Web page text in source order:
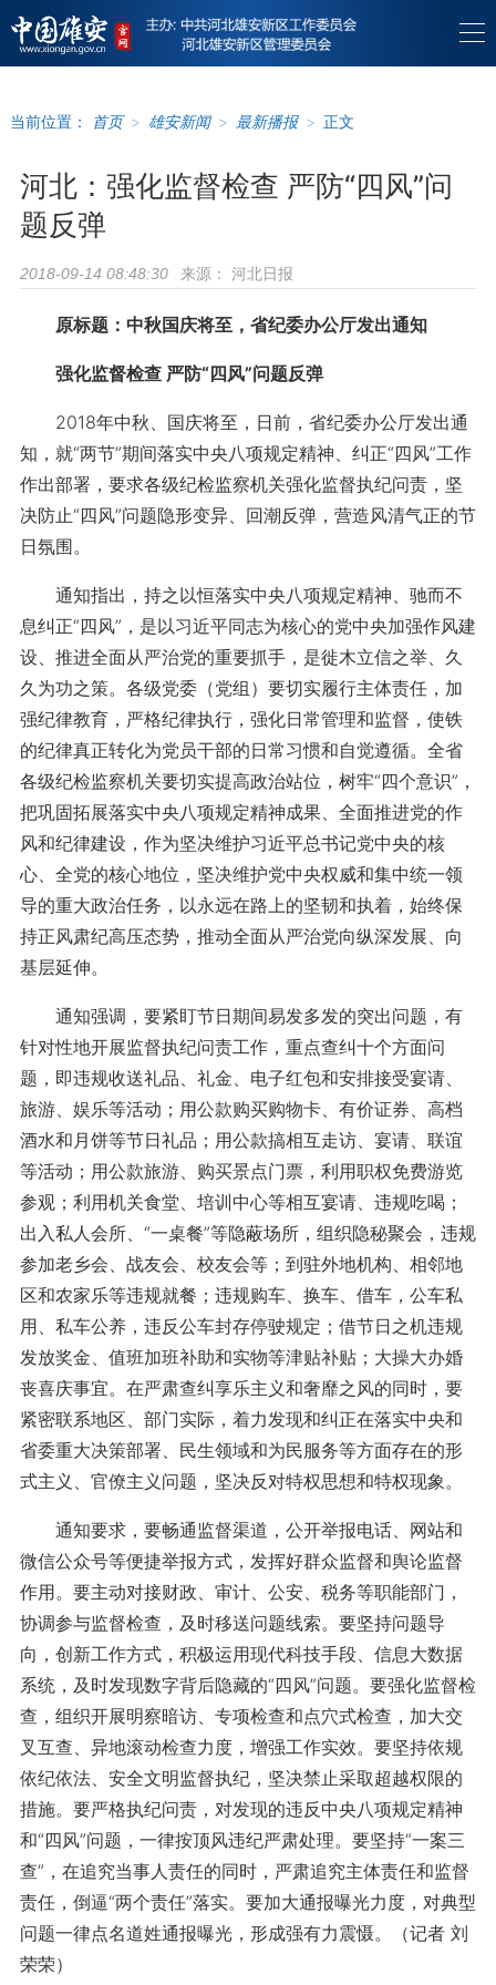
当前位置： 首页 > 雄安新闻 > 最新播报 > 正文
河北：强化监督检查 严防“四风”问
题反弹
2018-09-14 08:48:30 来源： 河北日报
原标题：中秋国庆将至，省纪委办公厅发出通知
强化监督检查 严防“四风”问题反弹
2018年中秋、国庆将至，日前，省纪委办公厅发出通
知，就“两节”期间落实中央八项规定精神、纠正“四风”工作
作出部署，要求各级纪检监察机关强化监督执纪问责，坚
决防止“四风”问题隐形变异、回潮反弹，营造风清气正的节
日氛围。
通知指出，持之以恒落实中央八项规定精神、驰而不
息纠正“四风”，是以习近平同志为核心的党中央加强作风建
设、推进全面从严治党的重要抓手，是徙木立信之举、久
久为功之策。各级党委（党组）要切实履行主体责任，加
强纪律教育，严格纪律执行，强化日常管理和监督，使铁
的纪律真正转化为党员干部的日常习惯和自觉遵循。全省
各级纪检监察机关要切实提高政治站位，树牢“四个意识”，
把巩固拓展落实中央八项规定精神成果、全面推进党的作
风和纪律建设，作为坚决维护习近平总书记党中央的核
心、全党的核心地位，坚决维护党中央权威和集中统一领
导的重大政治任务，以永远在路上的坚韧和执着，始终保
持正风肃纪高压态势，推动全面从严治党向纵深发展、向
基层延伸。
通知强调，要紧盯节日期间易发多发的突出问题，有
针对性地开展监督执纪问责工作，重点查纠十个方面问
题，即违规收送礼品、礼金、电子红包和安排接受宴请、
旅游、娱乐等活动；用公款购买购物卡、有价证券、高档
酒水和月饼等节日礼品；用公款搞相互走访、宴请、联谊
等活动；用公款旅游、购买景点门票，利用职权免费游览
参观；利用机关食堂、培训中心等相互宴请、违规吃喝；
出入私人会所、“一桌餐”等隐蔽场所，组织隐秘聚会，违规
参加老乡会、战友会、校友会等；到驻外地机构、相邻地
区和农家乐等违规就餐；违规购车、换车、借车，公车私
用、私车公养，违反公车封存停驶规定；借节日之机违规
发放奖金、值班加班补助和实物等津贴补贴；大操大办婚
丧喜庆事宜。在严肃查纠享乐主义和奢靡之风的同时，要
紧密联系地区、部门实际，着力发现和纠正在落实中央和
省委重大决策部署、民生领域和为民服务等方面存在的形
式主义、官僚主义问题，坚决反对特权思想和特权现象。
通知要求，要畅通监督渠道，公开举报电话、网站和
微信公众号等便捷举报方式，发挥好群众监督和舆论监督
作用。要主动对接财政、审计、公安、税务等职能部门，
协调参与监督检查，及时移送问题线索。要坚持问题导
向，创新工作方式，积极运用现代科技手段、信息大数据
系统，及时发现数字背后隐藏的“四风”问题。要强化监督检
查，组织开展明察暗访、专项检查和点穴式检查，加大交
叉互查、异地滚动检查力度，增强工作实效。要坚持依规
依纪依法、安全文明监督执纪，坚决禁止采取超越权限的
措施。要严格执纪问责，对发现的违反中央八项规定精神
和“四风”问题，一律按顶风违纪严肃处理。要坚持“一案三
查”，在追究当事人责任的同时，严肃追究主体责任和监督
责任，倒逼“两个责任”落实。要加大通报曝光力度，对典型
问题一律点名道姓通报曝光，形成强有力震慑。（记者 刘
荣荣）